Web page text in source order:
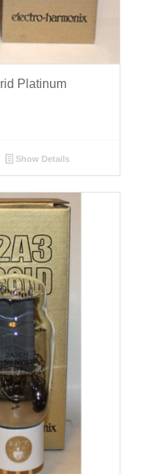
Platinum
Show Details